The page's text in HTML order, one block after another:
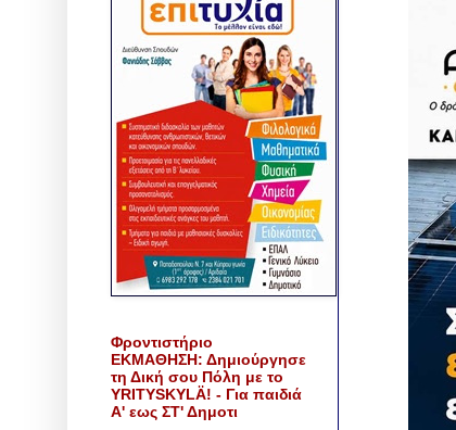
Φροντιστήριο
ΕΚΜΑΘΗΣΗ: Δημιούργησε
τη Δική σου Πόλη με το
YRITYSKYLÄ! - Για παιδιά
Α' εως ΣΤ' Δημοτι